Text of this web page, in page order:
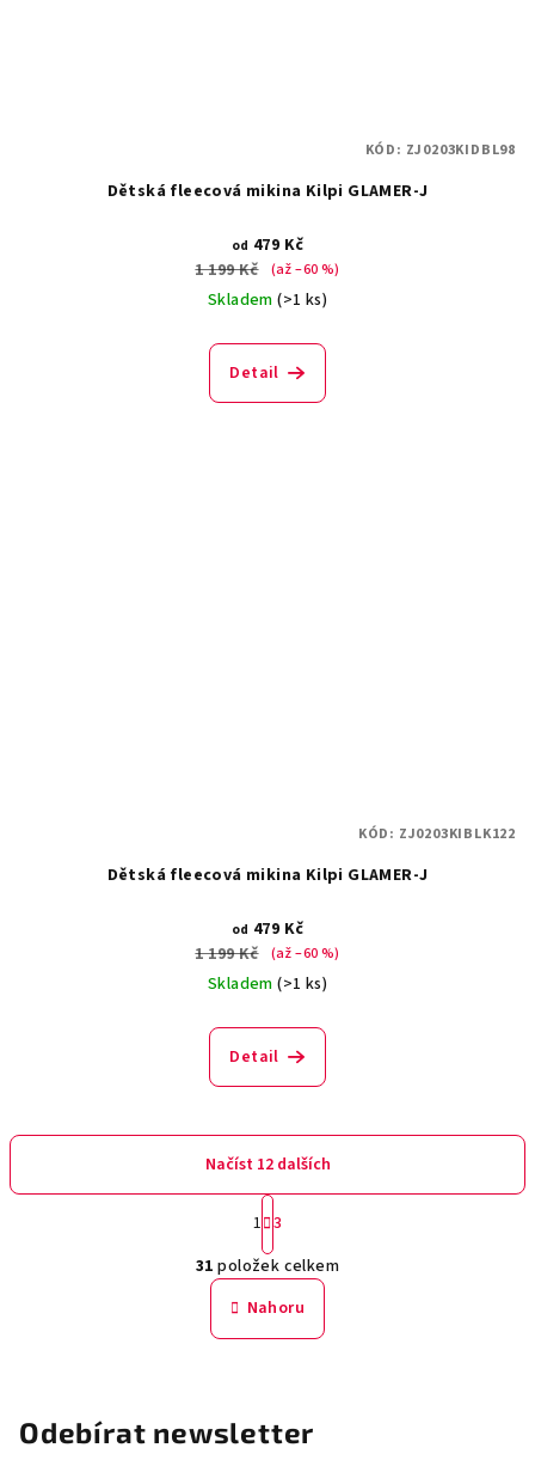
Dětská fleecová mikina Kilpi GLAMER-J
od 479 Kč
1 199 Kč
(až –60 %)
Skladem(>1 ks)
Detail
KÓD: ZJ0203KIDBL98
Dětská fleecová mikina Kilpi GLAMER-J
od 479 Kč
1 199 Kč
(až –60 %)
Skladem(>1 ks)
Detail
KÓD: ZJ0203KIBLK122
O
v
l
í
Načíst 12 dalších
S
t
r
á
n
k
o
í
1 3
31 položek celkem
Nahoru
Odebírat newsletter